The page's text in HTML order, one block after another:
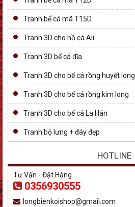
Tranh bể cá mã T15D
Tranh 3D cho hồ cá Ali
Tranh 3D bể cá đĩa
Tranh 3D cho bể cá rồng huyết long
Tranh 3D cho bể cá rồng kim long
Tranh 3D cho bể cá La Hán
Tranh bộ lưng + đáy đẹp
HOTLINE
Tư Vấn - Đặt Hàng
0356930555
longbienkoishop@gmail.com